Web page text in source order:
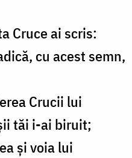
Cruce ai scris:
cu acest semn,
Crucii lui
tăi i-ai biruit;
şi voia lui